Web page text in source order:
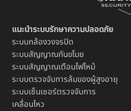
แนะนำระบบรักษาความปลอดภัย
ระบบกล้องวงจรปิด
ระบบสัญญาณกันขโมย
ระบบสัญญาณเตือนไฟไหม้
ระบบตรวจจับการล้มของผู้สูงอายุ
ระบบเซ็นเซอร์ตรวจจับการ
เคลื่อนไหว